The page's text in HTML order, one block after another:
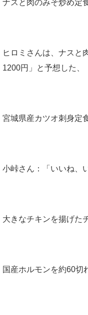
ナスと肉のみそ炒め定
ヒロミさんは、ナスと
1200円」と予想した、
宮城県産カツオ刺身定
小峠さん：「いいね、
大きなチキンを揚げた
国産ホルモンを約60切